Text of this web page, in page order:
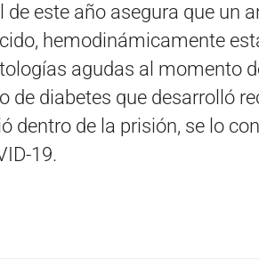
este año asegura que un
hemodinámicamente
agudas al momento
de diabetes que desarrolló
dentro de la prisión, se lo
19.